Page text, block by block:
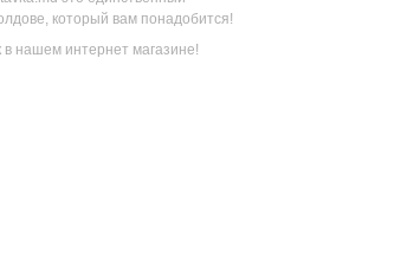
который вам понадобится!
в нашем интернет магазине!